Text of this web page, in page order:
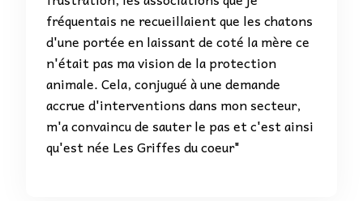
fréquentais ne recueillaient que les chatons
d'une portée en laissant de coté la mère ce
n'était pas ma vision de la protection
animale. Cela, conjugué à une demande
accrue d'interventions dans mon secteur,
m'a convaincu de sauter le pas et c'est ainsi
qu'est née Les Griffes du coeur"